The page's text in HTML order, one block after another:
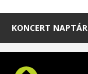
KONCERT NAPTÁR